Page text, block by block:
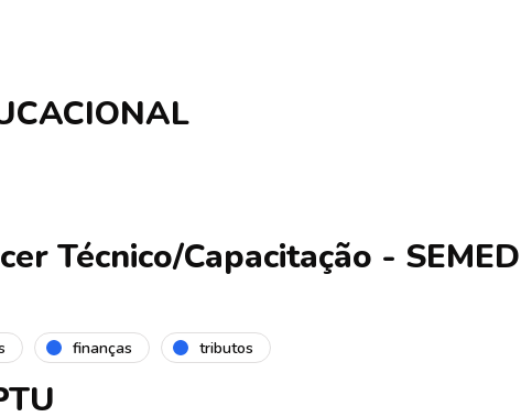
Técnico/Capacitação - SEMED
finanças tributos